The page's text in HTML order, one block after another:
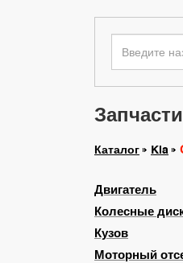
Каталог Kia
Двигатель
Колесные
Кузов
Моторный